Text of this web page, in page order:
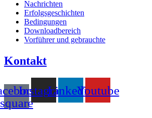
Nachrichten
Erfolgsgeschichten
Bedingungen
Downloadbereich
Vorführer und gebrauchte
Kontakt
square
InstagramLinkedinYoutube